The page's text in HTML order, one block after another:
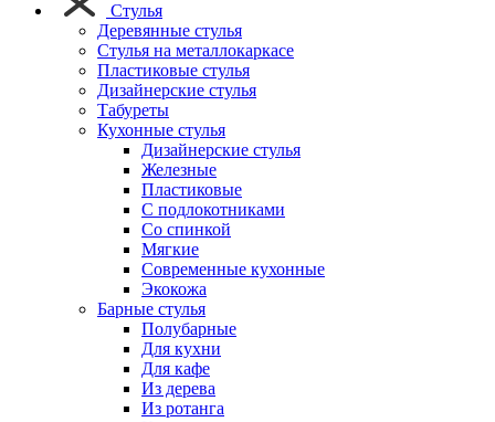
Стулья
Деревянные стулья
Стулья на металлокаркасе
Пластиковые стулья
Дизайнерские стулья
Табуреты
Кухонные стулья
Дизайнерские стулья
Железные
Пластиковые
С подлокотниками
Со спинкой
Мягкие
Современные кухонные
Экокожа
Барные стулья
Полубарные
Для кухни
Для кафе
Из дерева
Из ротанга